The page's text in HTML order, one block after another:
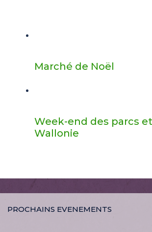
Marché de Noël
Week-end des parcs
Wallonie
PROCHAINS EVENEMENTS